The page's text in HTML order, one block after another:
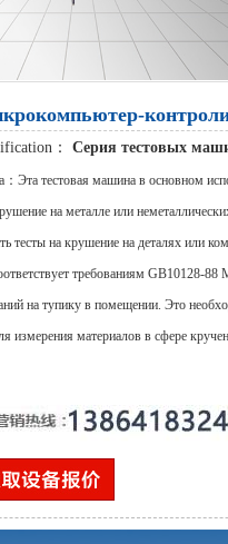
： Серия тестовых
Эта тестовая машина в основном
на металле или
тесты на крушение на деталях или
требованиям GB10128-88
на тупику в помещении. Это
измерения материалов в сфере